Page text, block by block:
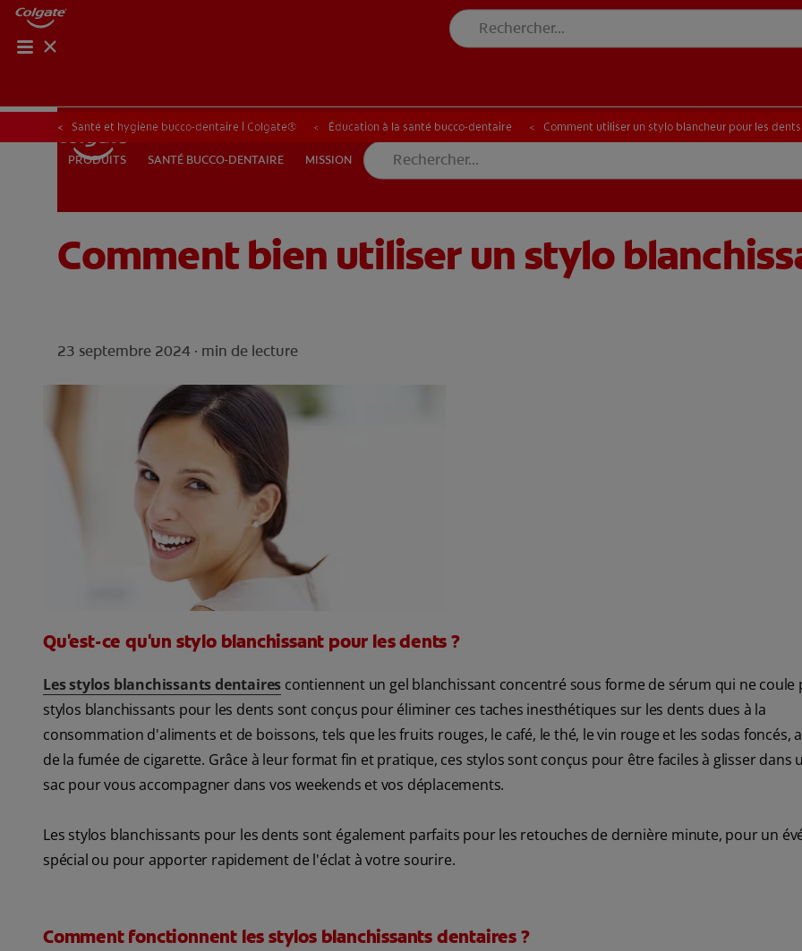
PRODUITS SANTÉ BUCCO-DENTAIRE
BE (FR)
PRODUITS SANTÉ BUCCO-DENTAIRE MISSION
BILAN DE SANTÉ BUCCO-DENTAIRE RECHERCHE DES SOLUTIONS IDÉALES
Santé et hygiène bucco-dentaire | Colgate® Éducation à la santé bucco-dentaire Comment utiliser un stylo blancheur pour les
Comment bien utiliser un stylo
23 septembre 2024 · min de lecture
Qu'est-ce qu'un stylo blanchissant pour les dents ?
Les stylos blanchissants dentaires contiennent un gel blanchissant concentré sous forme de sérum qui ne coule
stylos blanchissants pour les dents sont conçus pour éliminer ces taches inesthétiques sur les dents dues à la
consommation d'aliments et de boissons, tels que les fruits rouges, le café, le thé, le vin rouge et les sodas foncés,
de la fumée de cigarette. Grâce à leur format fin et pratique, ces stylos sont conçus pour être faciles à glisser dans
sac pour vous accompagner dans vos weekends et vos déplacements.
Les stylos blanchissants pour les dents sont également parfaits pour les retouches de dernière minute, pour un
spécial ou pour apporter rapidement de l'éclat à votre sourire.
Comment fonctionnent les stylos blanchissants dentaires ?